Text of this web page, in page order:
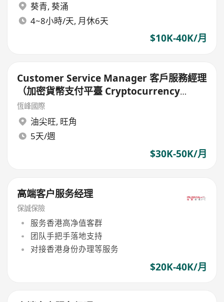
葵青, 葵涌
4~8小時/天, 月休6天
$10K-40K/月
Customer Service Manager 客戶服務經理
（加密貨幣支付平臺 Cryptocurrency
Payment Platform）
恆峰國際
油尖旺, 旺角
5天/週
$30K-50K/月
高端客户服务经理
保誠保險
服务香港高净值客群
团队手把手落地支持
对接香港身份办理等服务
$20K-40K/月